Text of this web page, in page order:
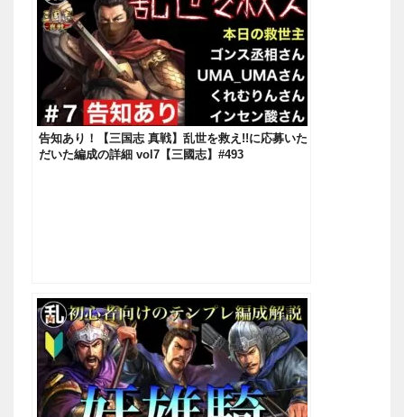
告知あり！【三国志 真戦】乱世を救え!!に応募いた
だいた編成の詳細 vol7【三國志】#493